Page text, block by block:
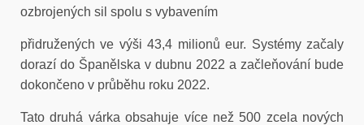
ozbrojených sil spolu s vybavením
přidružených ve výši 43,4 milionů eur. Systémy začaly
dorazí do Španělska v dubnu 2022 a začleňování bude
dokončeno v průběhu roku 2022.
Tato druhá várka obsahuje více než 500 zcela nových